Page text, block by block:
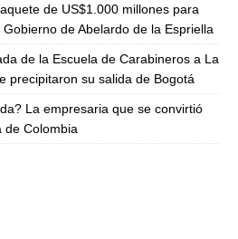
de US$1.000 millones para
de Abelardo de la Espriella
de la Escuela de Carabineros a La
precipitaron su salida de Bogotá
La empresaria que se convirtió
de Colombia